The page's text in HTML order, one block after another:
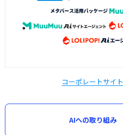
コーポレートサイト
AIへの取り組み